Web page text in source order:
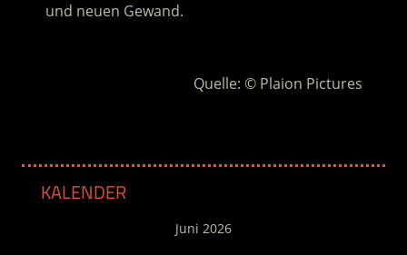
und neuen Gewand.
Quelle: © Plaion Pictures
KALENDER
Juni 2026